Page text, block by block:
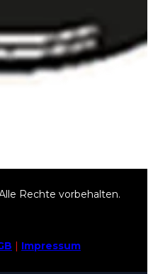
Rechte vorbehalten.
| Impressum